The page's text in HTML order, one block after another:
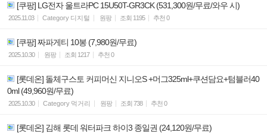
[쿠팡] LG전자 울트라PC 15U50T-GR3CK (531,300원/무료/와우 시)
2025.11.03 Category 디지털 원팡 조회 1195 추천 0
[쿠팡] 짜파게티 10봉 (7,980원/무료)
2025.10.30 원팡 조회 1217 추천 0
[롯데온] 돌체구스토 커피머신 지니오S +머그325ml+쿠션담요+텀블러40
0ml (49,960원/무료)
2025.10.30 Category 먹거리 원팡 조회 738 추천 0
[롯데온] 김해 롯데 워터파크 하이3 종일권 (24,120원/무료)